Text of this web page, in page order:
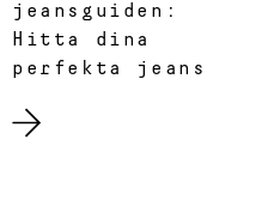
jeansguiden:
Hitta dina
perfekta jeans